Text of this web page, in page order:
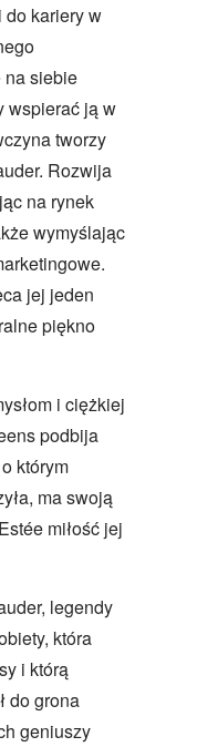
kariery w
na siebie
wspierać ją w
tworzy
Rozwija
na rynek
wymyślając
jej jeden
piękno
i ciężkiej
podbija
którym
ma swoją
miłość jej
legendy
która
i którą
do grona
geniuszy